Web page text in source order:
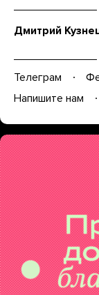
Дмитрий
Телеграм
Напишите нам